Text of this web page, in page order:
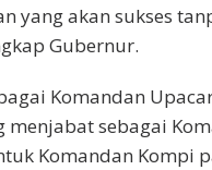
yang akan sukses
Gubernur.
Komandan
menjabat sebagai
Komandan Kompi